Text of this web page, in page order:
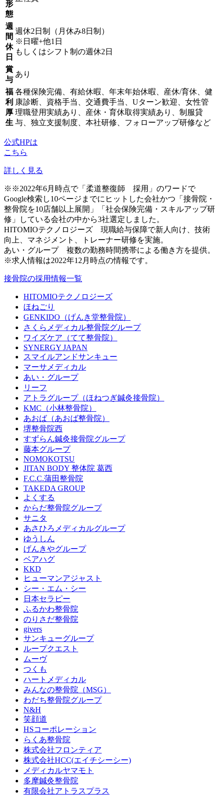
形
態
週
間
休
日
週休2日制（月休み8日制）
※日曜+他1日
もしくはシフト制の週休2日
賞
与
あり
福
利
厚
生
各種保険完備、有給休暇、年末年始休暇、産休/育休、健
康診断、資格手当、交通費手当、Uターン歓迎、女性管
理職登用実績あり、産休・育休取得実績あり、制服貸
与、独立支援制度、本社研修、フォローアップ研修など
公式HPは
こちら
詳しく見る
※※2022年6月時点で「柔道整復師 採用」のワードで
Google検索し10ページまでにヒットした会社かつ「接骨院・
整骨院を10店舗以上展開」「社会保険完備・スキルアップ研
修」している会社の中から3社選定しました。
HITOMIOテクノロジーズ 現職給与保障で新人向け、技術
向上、マネジメント、トレーナー研修を実施。
あい・グループ 複数の勤務時間携帯による働き方を提供。
※求人情報は2022年12月時点の情報です。
接骨院の採用情報一覧
HITOMIOテクノロジーズ
ほねごり
GENKIDO（げんき堂整骨院）
さくらメディカル整骨院グループ
ワイズケア（てて整骨院）
SYNERGY JAPAN
スマイルアンドサンキュー
マーサメディカル
あい・グループ
リーフ
アトラグループ（ほねつぎ鍼灸接骨院）
KMC（小林整骨院）
あおば（あおば整骨院）
堺整骨院西
すずらん鍼灸接骨院グループ
藤本グループ
NOMOKOTSU
JITAN BODY 整体院 葛西
F.C.C.蒲田整骨院
TAKEDA GROUP
よくする
からだ整骨院グループ
サニタ
あさひろメディカルグループ
ゆうしん
げんきやグループ
ベアハグ
KKD
ヒューマンアジャスト
シー・エム・シー
日本セラピー
ふるかわ整骨院
のりさだ整骨院
givers
サンキューグループ
ループクエスト
ムーヴ
つくも
ハートメディカル
みんなの整骨院（MSG）
わだち整骨院グループ
N&H
笑顔道
HSコーポレーション
らくあ整骨院
株式会社フロンティア
株式会社HCC(エイチシーシー)
メディカルヤマモト
多摩鍼灸整骨院
有限会社アトラスプラス